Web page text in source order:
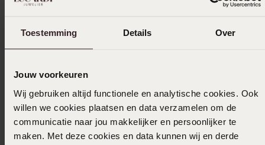
Toestemming Details Over
Jouw voorkeuren
Wij gebruiken altijd functionele en analytische cookies. Ook
willen we cookies plaatsen en data verzamelen om de
communicatie naar jou makkelijker en persoonlijker te
maken. Met deze cookies en data kunnen wij en derde